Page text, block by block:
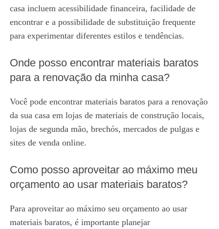
casa incluem acessibilidade financeira, facilidade de
encontrar e a possibilidade de substituição frequente
para experimentar diferentes estilos e tendências.
Onde posso encontrar materiais baratos
para a renovação da minha casa?
Você pode encontrar materiais baratos para a renovação
da sua casa em lojas de materiais de construção locais,
lojas de segunda mão, brechós, mercados de pulgas e
sites de venda online.
Como posso aproveitar ao máximo meu
orçamento ao usar materiais baratos?
Para aproveitar ao máximo seu orçamento ao usar
materiais baratos, é importante planejar